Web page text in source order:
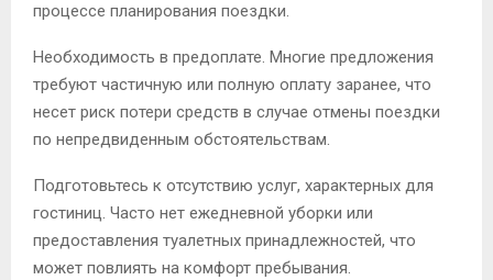
процессе планирования поездки.
Необходимость в предоплате. Многие предложения
требуют частичную или полную оплату заранее, что
несет риск потери средств в случае отмены поездки
по непредвиденным обстоятельствам.
Подготовьтесь к отсутствию услуг, характерных для
гостиниц. Часто нет ежедневной уборки или
предоставления туалетных принадлежностей, что
может повлиять на комфорт пребывания.